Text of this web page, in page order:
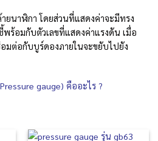
ยนาฬิกา โดยส่วนที่แสดงค่าจะมีทรง
ร้อมกับตัวเลขที่แสดงค่าแรงดัน เมื่อ
มต่อกับบูร์ดองภายในจะขยับไปยัง
gauge) คืออะไร ?